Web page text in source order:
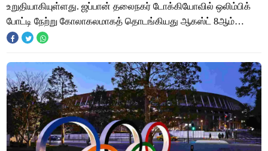
உறுதியாகியுள்ளது. ஜப்பான் தலைநகர் டோக்கியோவில் ஒலிம்பிக்
போட்டி நேற்று கோலாகலமாகத் தொடங்கியது ஆகஸ்ட் 8ஆம்
தேதிவரை நடைபெறும் ஒலிம்பிக் போட்ட